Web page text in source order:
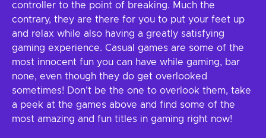
controller to the point of breaking. Much the
contrary, they are there for you to put your feet up
and relax while also having a greatly satisfying
gaming experience. Casual games are some of the
most innocent fun you can have while gaming, bar
none, even though they do get overlooked
sometimes! Don’t be the one to overlook them, take
a peek at the games above and find some of the
most amazing and fun titles in gaming right now!